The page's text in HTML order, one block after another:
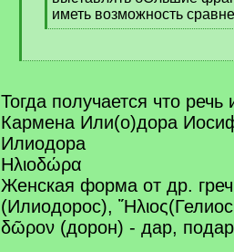
иметь возможность
[
q
[
q
]
Тогда получается что
Кармена Или(о)дора
Илиодора
Ηλιοδώρα
Женская форма от др.
(Илиодорос),
δῶρον (дорон) - дар,